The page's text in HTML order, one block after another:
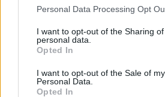
Please note that this website/app
not limited to your visit or usage
grant or deny consent to Google and
use your data for below specified
consent section.
Personal Data Processing Opt
I want to opt-out of the Sharing
personal data.
Opted In
I want to opt-out of the Sale of my
Personal Data.
Opted In